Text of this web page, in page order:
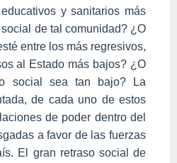
y sanitarios más
de tal comunidad? ¿O
entre los más regresivos,
al Estado más bajos? ¿O
social sea tan bajo? La
de cada uno de estos
de poder dentro del
a favor de las fuerzas
El gran retraso social de